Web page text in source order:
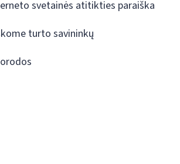
svetainės atitikties paraiška
turto savininkų